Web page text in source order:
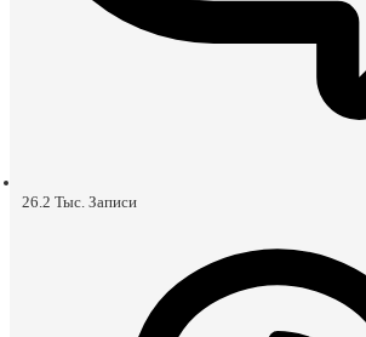
26.2 Тыс. Записи